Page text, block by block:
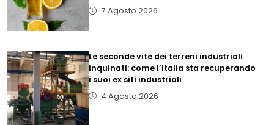
7 Agosto 2026
Le seconde vite dei terreni industriali
inquinati: come l’Italia sta recuperando
i suoi ex siti industriali
4 Agosto 2026